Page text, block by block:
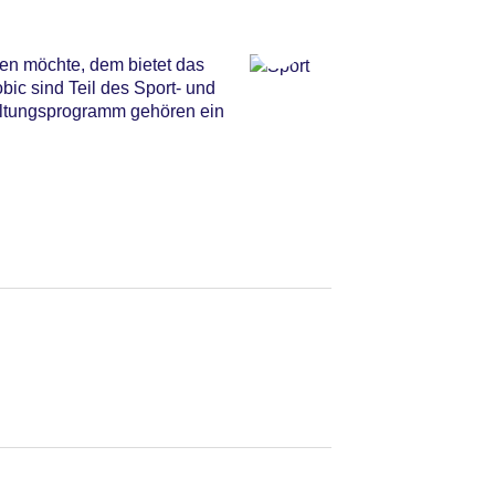
möchte, dem bietet das
sind Teil des Sport- und
gehören ein